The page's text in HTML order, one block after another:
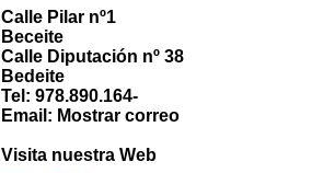
Calle Pilar nº1
Beceite
Calle Diputación nº 38
Bedeite
Tel: 978.890.164-
Email: Mostrar correo
Visita nuestra Web